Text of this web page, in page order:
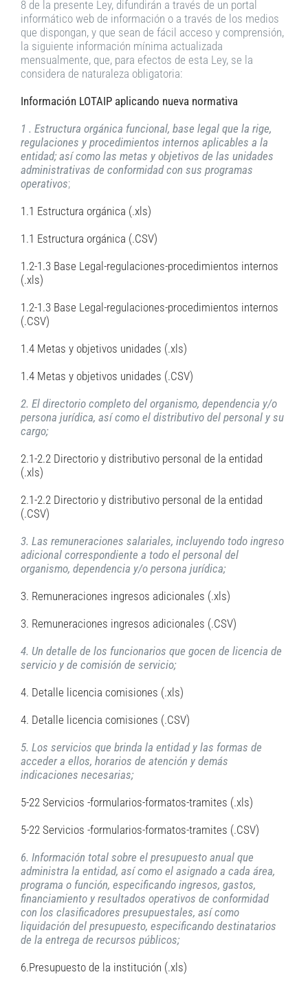
8 de la presente Ley, difundirán a través de un portal
informático web de información o a través de los medios
que dispongan, y que sean de fácil acceso y comprensión,
la siguiente información mínima actualizada
mensualmente, que, para efectos de esta Ley, se la
considera de naturaleza obligatoria:
Información LOTAIP aplicando nueva normativa
1 . Estructura orgánica funcional, base legal que la rige,
regulaciones y procedimientos internos aplicables a la
entidad; así como las metas y objetivos de las unidades
administrativas de conformidad con sus programas
operativos;
1.1 Estructura orgánica (.xls)
1.1 Estructura orgánica (.CSV)
1.2-1.3 Base Legal-regulaciones-procedimientos internos
(.xls)
1.2-1.3 Base Legal-regulaciones-procedimientos internos
(.CSV)
1.4 Metas y objetivos unidades (.xls)
1.4 Metas y objetivos unidades (.CSV)
2. El directorio completo del organismo, dependencia y/o
persona jurídica, así como el distributivo del personal y su
cargo;
2.1-2.2 Directorio y distributivo personal de la entidad
(.xls)
2.1-2.2 Directorio y distributivo personal de la entidad
(.CSV)
3. Las remuneraciones salariales, incluyendo todo ingreso
adicional correspondiente a todo el personal del
organismo, dependencia y/o persona jurídica;
3. Remuneraciones ingresos adicionales (.xls)
3. Remuneraciones ingresos adicionales (.CSV)
4. Un detalle de los funcionarios que gocen de licencia de
servicio y de comisión de servicio;
4. Detalle licencia comisiones (.xls)
4. Detalle licencia comisiones (.CSV)
5. Los servicios que brinda la entidad y las formas de
acceder a ellos, horarios de atención y demás
indicaciones necesarias;
5-22 Servicios -formularios-formatos-tramites (.xls)
5-22 Servicios -formularios-formatos-tramites (.CSV)
6. Información total sobre el presupuesto anual que
administra la entidad, así como el asignado a cada área,
programa o función, especificando ingresos, gastos,
financiamiento y resultados operativos de conformidad
con los clasificadores presupuestales, así como
liquidación del presupuesto, especificando destinatarios
de la entrega de recursos públicos;
6.Presupuesto de la institución (.xls)